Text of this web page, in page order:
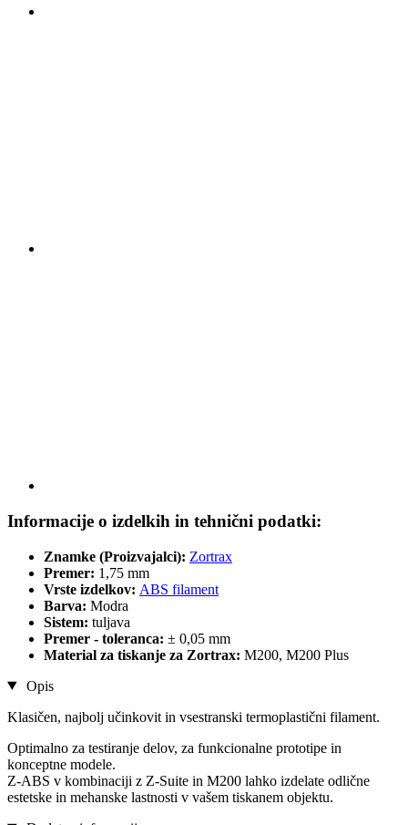
Informacije o izdelkih in tehnični podatki:
Znamke (Proizvajalci): Zortrax
Premer: 1,75 mm
Vrste izdelkov: ABS filament
Barva: Modra
Sistem: tuljava
Premer - toleranca: ± 0,05 mm
Material za tiskanje za Zortrax: M200, M200 Plus
Opis
Klasičen, najbolj učinkovit in vsestranski termoplastični filament.
Optimalno za testiranje delov, za funkcionalne prototipe in
konceptne modele.
Z-ABS v kombinaciji z Z-Suite in M200 lahko izdelate odlične
estetske in mehanske lastnosti v vašem tiskanem objektu.